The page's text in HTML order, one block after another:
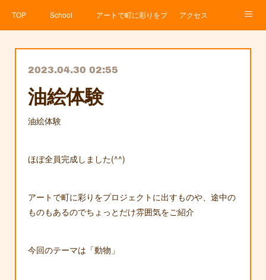
TOP School アートで町に彩りをプロジェクト
アクセス
2023.04.30 02:55
油絵体験
油絵体験
ほぼ全員完成しました(^^)
アートで町に彩りをプロジェクトに出すものや、途中の
ものもあるのでちょっとだけ雰囲気をご紹介
今回のテーマは「動物」